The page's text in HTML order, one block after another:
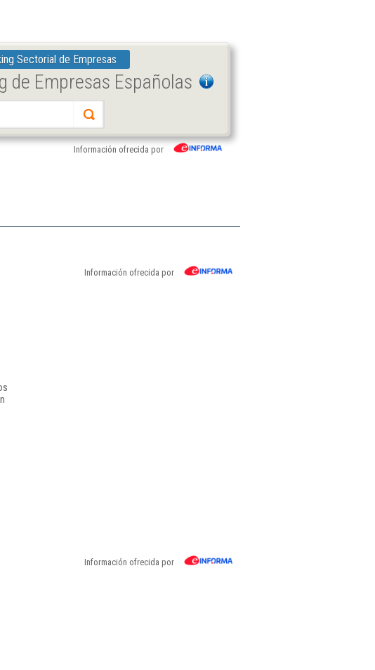
Sectorial de Empresas
de Empresas Españolas
Información ofrecida por
Información ofrecida por
Información ofrecida por